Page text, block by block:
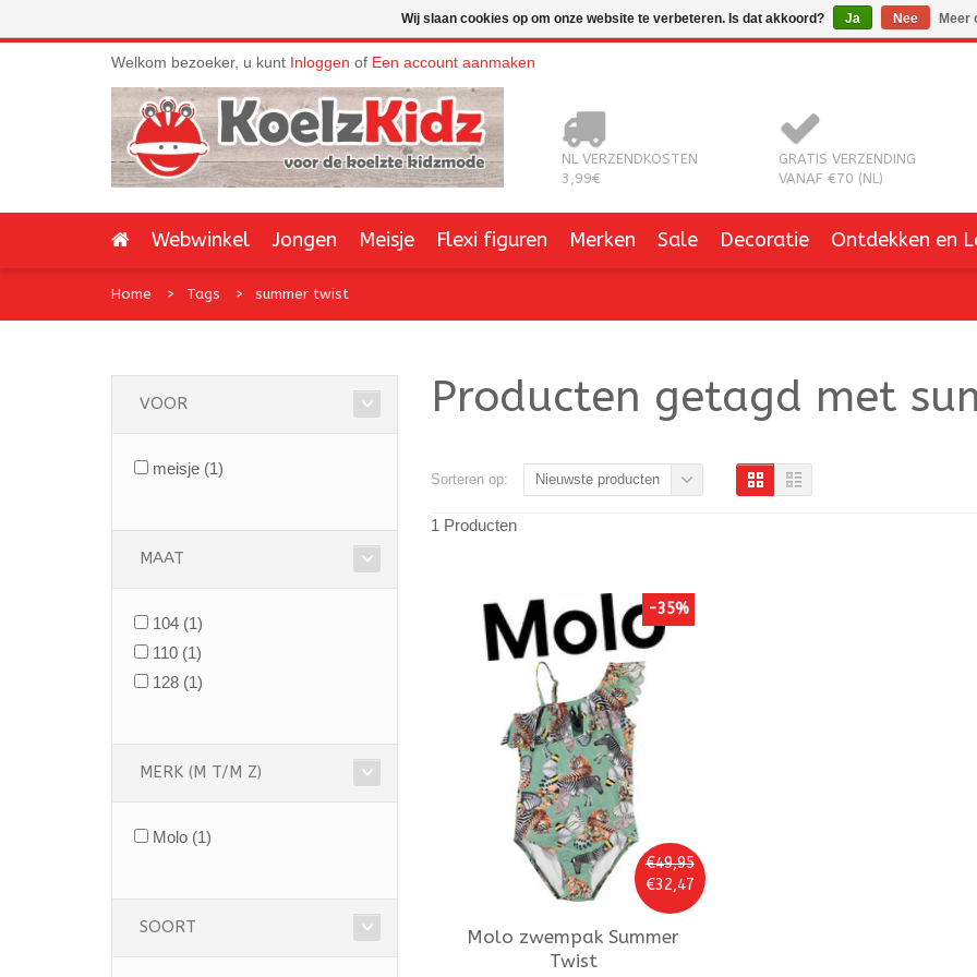
Welkom bezoeker, u kunt Inloggen of Een account aanmaken
NL VERZENDKOSTEN
3,99€
GRATIS VERZENDING
VANAF €70 (NL)
Webwinkel Jongen Meisje Flexi figuren Merken Sale Decoratie Ontdekken en
Home Tags summer twist
VOOR
meisje (1)
MAAT
104 (1)
110 (1)
128 (1)
MERK (M T/M Z)
Molo (1)
SOORT
Producten getagd met
Sorteren op: Nieuwste producten
1 Producten
€49,95
€32,47
-35%
Molo zwempak Summer
Twist
Wij slaan cookies op om onze website te verbeteren. Is dat akkoord? Ja Nee Meer